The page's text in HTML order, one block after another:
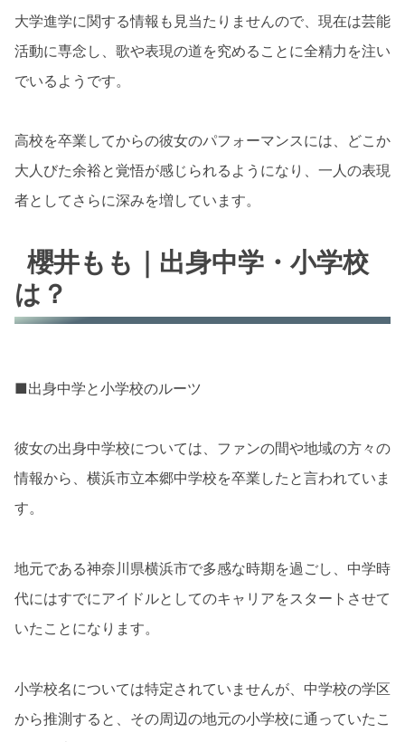
大学進学に関する情報も見当たりませんので、現在は芸能
活動に専念し、歌や表現の道を究めることに全精力を注い
でいるようです。
高校を卒業してからの彼女のパフォーマンスには、どこか
大人びた余裕と覚悟が感じられるようになり、一人の表現
者としてさらに深みを増しています。
櫻井もも｜出身中学・小学校
は？
■出身中学と小学校のルーツ
彼女の出身中学校については、ファンの間や地域の方々の
情報から、横浜市立本郷中学校を卒業したと言われていま
す。
地元である神奈川県横浜市で多感な時期を過ごし、中学時
代にはすでにアイドルとしてのキャリアをスタートさせて
いたことになります。
小学校名については特定されていませんが、中学校の学区
から推測すると、その周辺の地元の小学校に通っていたこ